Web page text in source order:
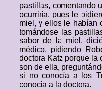
pastillas, comentando
ocurriría, pues le
miel, y ellos le habían
tomándose las
sabor de la miel,
médico, pidiendo
doctora Katz porque la
son de ella,
si no conocía a los
conocía a la doctora.